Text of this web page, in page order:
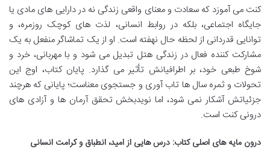
کنت می آموزد که سعادت و معنای واقعی زندگی نه در دارایی های مادی یا
جایگاه اجتماعی، بلکه در روابط انسانی، لذت های کوچک روزمره، و
توانایی قدردانی از لحظه حال نهفته است. او از یک تماشاگر منفعل به یک
مشارکت کننده فعال در زندگی هتل تبدیل می شود و با مهربانی، خرد و
شوخ طبعی خود، بر اطرافیانش تأثیر می گذارد. پایان کتاب، اوج این
تحولات و ثمره سال ها تاب آوری و جستجوی معناست؛ پایانی که هرچند
جزئیاتش آشکار نمی شود، اما نویدبخش تحقق آرمان ها و آزادی های
درونی کنت است.
درون مایه های اصلی کتاب: درس هایی از امید، انطباق و کرامت انسانی